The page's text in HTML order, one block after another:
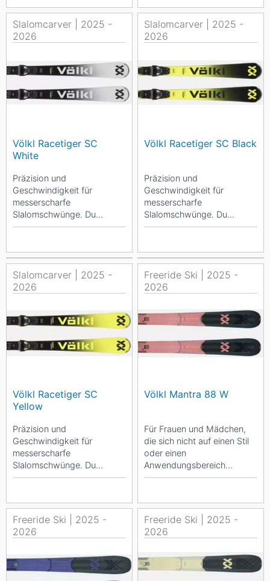
Slalomcarver | 2025 -
2026
Völkl Racetiger SC
White
Präzision und
Geschwindigkeit für
messerscharfe
Slalomschwünge. Du
bevorzugst scharfe Kurven,
Tempo, am...
Slalomcarver | 2025 -
2026
Völkl Racetiger SC Black
Präzision und
Geschwindigkeit für
messerscharfe
Slalomschwünge. Du
bevorzugst scharfe Kurven,
Tempo, am...
Slalomcarver | 2025 -
2026
Völkl Racetiger SC
Yellow
Präzision und
Geschwindigkeit für
messerscharfe
Slalomschwünge. Du
bevorzugst scharfe Kurven,
Tempo, am...
Freeride Ski | 2025 -
2026
Völkl Mantra 88 W
Für Frauen und Mädchen,
die sich nicht auf einen Stil
oder einen
Anwendungsbereich
festlegen möchten. Wenn du
Freeride Ski | 2025 -
2026
Freeride Ski | 2025 -
2026